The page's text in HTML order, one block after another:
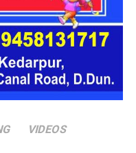
बिजली गिरने
VIDEOS